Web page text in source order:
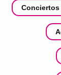
Conciertos